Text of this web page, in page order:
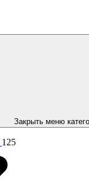
Закрыть меню
125